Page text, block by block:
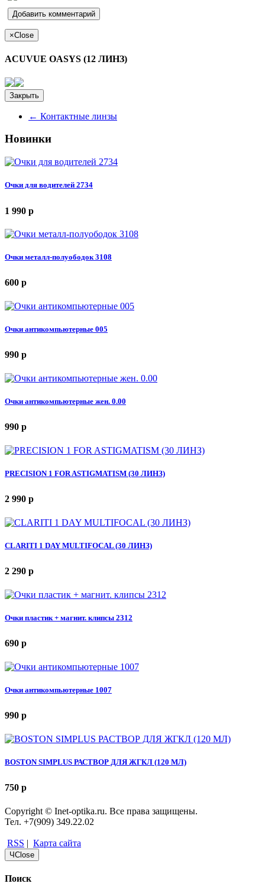
×Close
ACUVUE OASYS (12 ЛИНЗ)
Закрыть
← Контактные линзы
Новинки
Очки для водителей 2734
1 990 p
Очки металл-полуободок 3108
600 p
Очки антикомпьютерные 005
990 p
Очки антикомпьютерные жен. 0.00
990 p
PRECISION 1 FOR ASTIGMATISM (30 ЛИНЗ)
2 990 p
CLARITI 1 DAY MULTIFOCAL (30 ЛИНЗ)
2 290 p
Очки пластик + магнит. клипсы 2312
690 p
Очки антикомпьютерные 1007
990 p
BOSTON SIMPLUS РАСТВОР ДЛЯ ЖГКЛ (120 МЛ)
750 p
Copyright © Inet-optika.ru. Все права защищены.
Тел. +7(909) 349.22.02
RSS | Карта сайта
ЧClose
Поиск